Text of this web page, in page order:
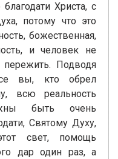
Христа, с
потому что это
божественная,
и человек не
Подводя
вы, кто обрел
всю реальность
быть очень
Святому Духу,
свет, помощь
дар один раз, а